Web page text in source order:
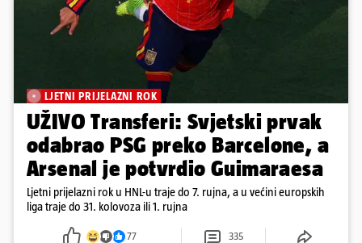
LJETNI PRIJELAZNI ROK
UŽIVO Transferi: Svjetski prvak
odabrao PSG preko Barcelone, a
Arsenal je potvrdio Guimaraesa
Ljetni prijelazni rok u HNL-u traje do 7. rujna, a u većini europskih
liga traje do 31. kolovoza ili 1. rujna
77 335